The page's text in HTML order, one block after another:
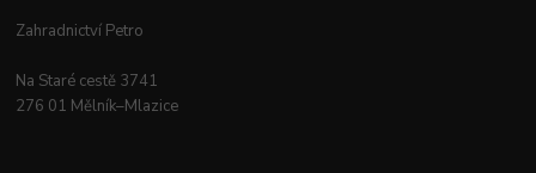
Zahradnictví Petro
Na Staré cestě 3741
276 01 Mělník–Mlazice